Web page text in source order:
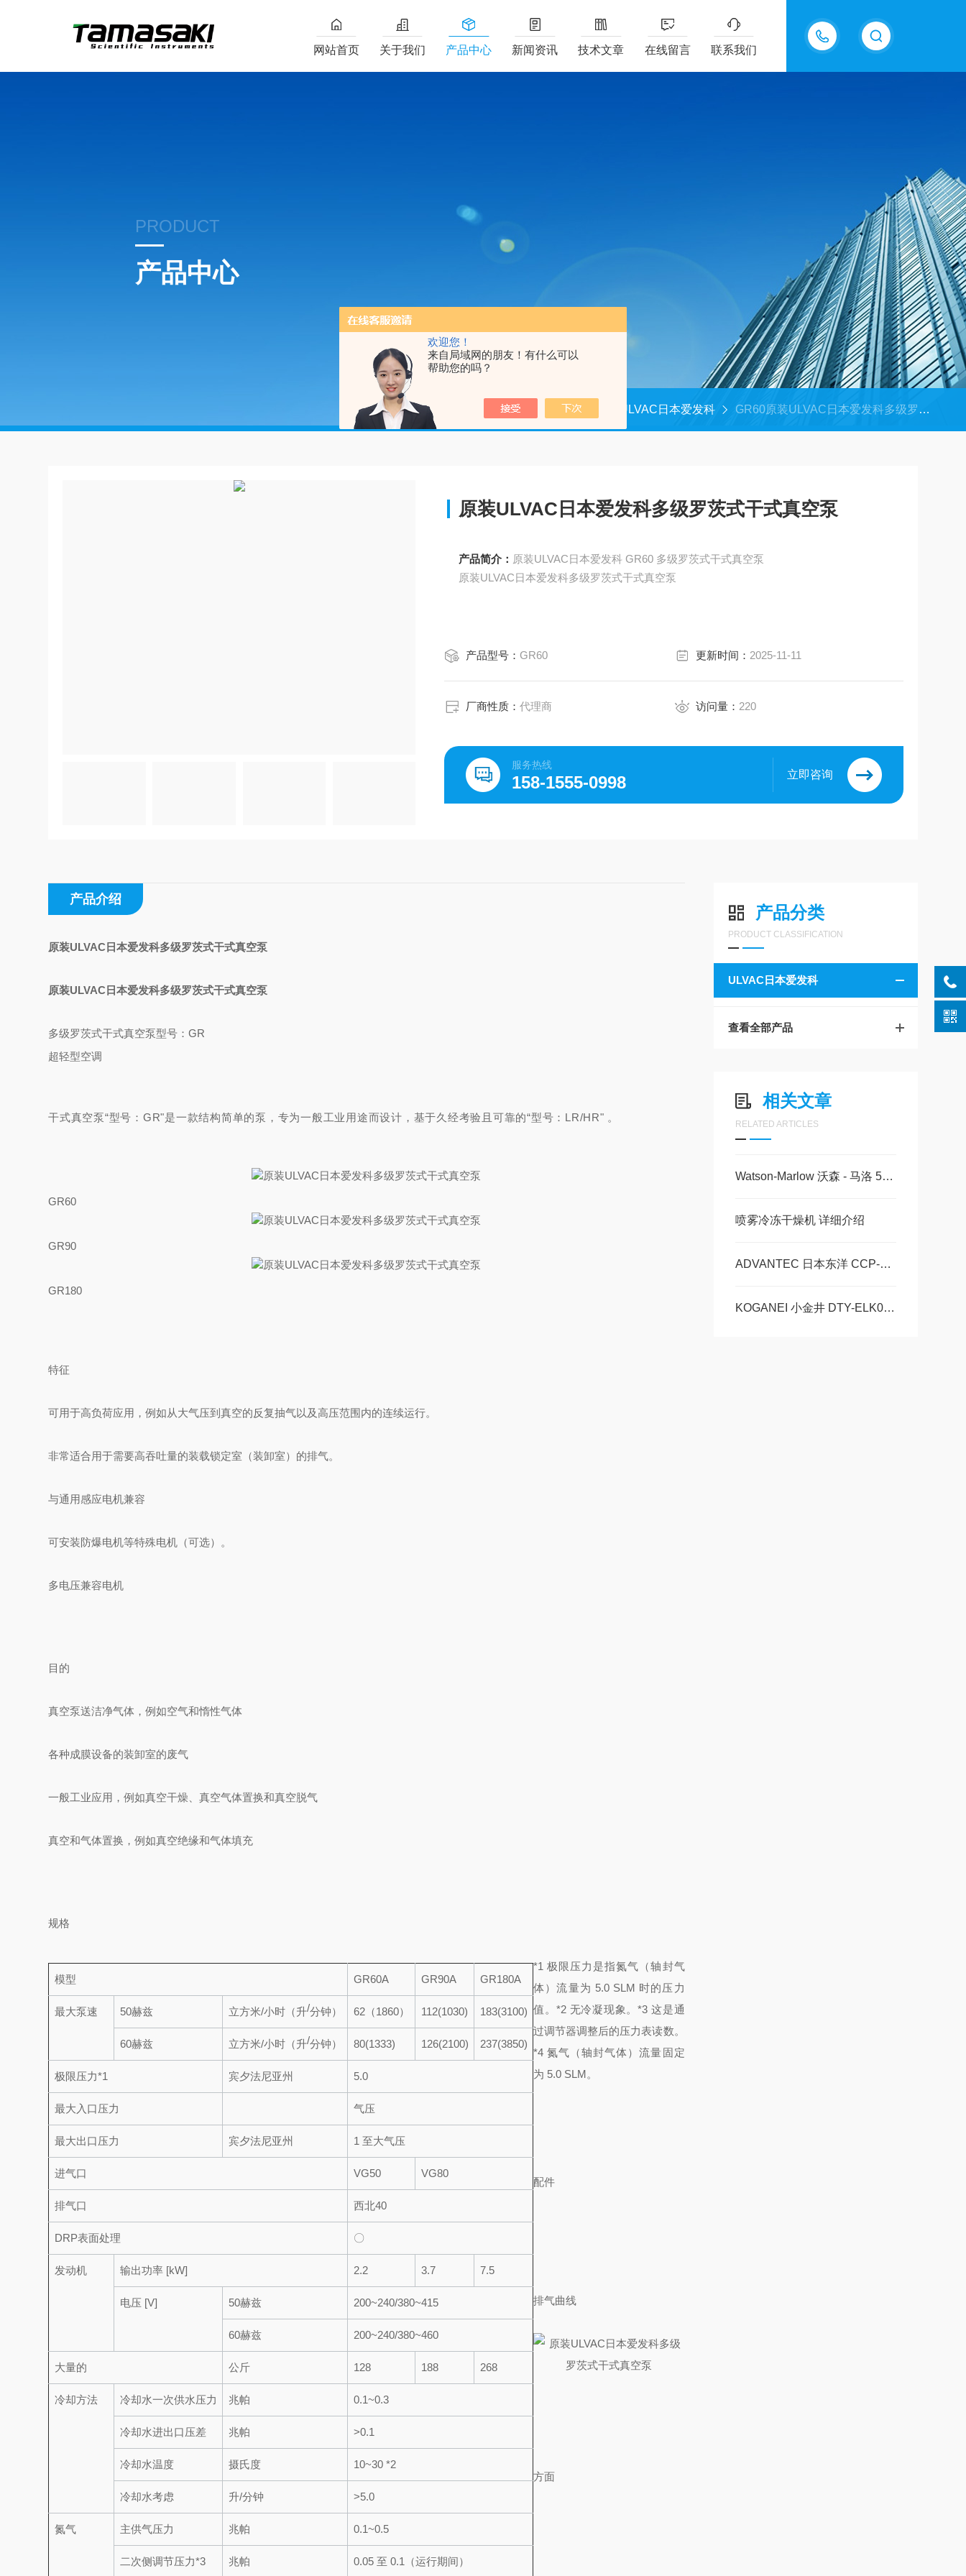
欢迎您！
来自局域网的朋友！有什么可以
帮助您的吗？
15815550998
网站首页 关于我们 产品中心 新闻资讯 技术文章 在线留言 联系我们
PRODUCT
产品中心
首页 产品中心 ULVAC日本爱发科 GR60原装ULVAC日本爱发科多级罗茨式干式真空泵
原装ULVAC日本爱发科多级罗茨式干式真空泵
产品简介：
原装ULVAC日本爱发科 GR60 多级罗茨式干式真空泵
原装ULVAC日本爱发科多级罗茨式干式真空泵
产品型号： GR60 更新时间： 2025-11-11
厂商性质：代理商 访问量： 220
服务热线
158-1555-0998 立即咨询
产品分类
PRODUCT CLASSIFICATION
ULVAC日本爱发科
查看全部产品
相关文章
RELATED ARTICLES
Watson-Marlow 沃森 - 马洛 530S/REL 精密流程蠕动泵 产品详情介绍
喷雾冷冻干燥机 详细介绍
ADVANTEC 日本东洋 CCP-0.45-D1B/D1D/D1H/D1N 产品详情玉科现货
KOGANEI 小金井 DTY-ELK01-L 喷嘴式静电消除器玉崎科学仪器原装供应
产品介绍
原装ULVAC日本爱发科多级罗茨式干式真空泵
原装ULVAC日本爱发科多级罗茨式干式真空泵
多级罗茨式干式真空泵型号：GR
超轻型空调
干式真空泵“型号：GR"是一款结构简单的泵，专为一般工业用途而设计，基于久经考验且可靠的“型号：LR/HR" 。
GR60
GR90
GR180
特征
可用于高负荷应用，例如从大气压到真空的反复抽气以及高压范围内的连续运行。
非常适合用于需要高吞吐量的装载锁定室（装卸室）的排气。
与通用感应电机兼容
可安装防爆电机等特殊电机（可选）。
多电压兼容电机
目的
真空泵送洁净气体，例如空气和惰性气体
各种成膜设备的装卸室的废气
一般工业应用，例如真空干燥、真空气体置换和真空脱气
真空和气体置换，例如真空绝缘和气体填充
规格
模型 GR60A GR90A GR180A
最大泵速 50赫兹 立方米/小时（升/分钟） 62（1860） 112(1030) 183(3100)
60赫兹 立方米/小时（升/分钟） 80(1333) 126(2100) 237(3850)
极限压力*1 宾夕法尼亚州 5.0
最大入口压力 气压
最大出口压力 宾夕法尼亚州 1 至大气压
进气口 VG50 VG80
排气口 西北40
DRP表面处理 〇
发动机 输出功率 [kW] 2.2 3.7 7.5
电压 [V] 50赫兹 200~240/380~415
60赫兹 200~240/380~460
大量的 公斤 128 188 268
冷却方法 冷却水一次供水压力 兆帕 0.1~0.3
冷却水进出口压差 兆帕 >0.1
冷却水温度 摄氏度 10~30 *2
冷却水考虑 升/分钟 >5.0
氮气 主供气压力 兆帕 0.1~0.5
二次侧调节压力*3 兆帕 0.05 至 0.1（运行期间）
*1 极限压力是指氮气（轴封气
体）流量为 5.0 SLM 时的压力
值。 *2 无冷凝现象。*3 这是通
过调节器调整后的压力表读数。
*4 氮气（轴封气体）流量固定
为 5.0 SLM。
配件
排气曲线
方面